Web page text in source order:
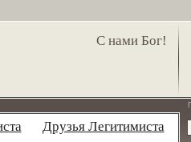
С нами Бог!
Друзья Легитимиста